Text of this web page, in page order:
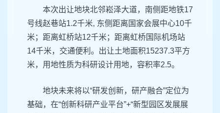
本次出让地块北邻崧泽大道，南侧距地铁17
号线赵巷站1.2千米, 东侧距离国家会展中心10千
米；距离虹桥站12千米；距离虹桥国际机场站
14千米，交通便利。出让土地面积15237.3平方
米，用地性质为科研设计用地，容积率2.5。
地块未来将以“研发创新，研产融合”定位为
基础，在“创新科研产业平台”+“新型园区发展展